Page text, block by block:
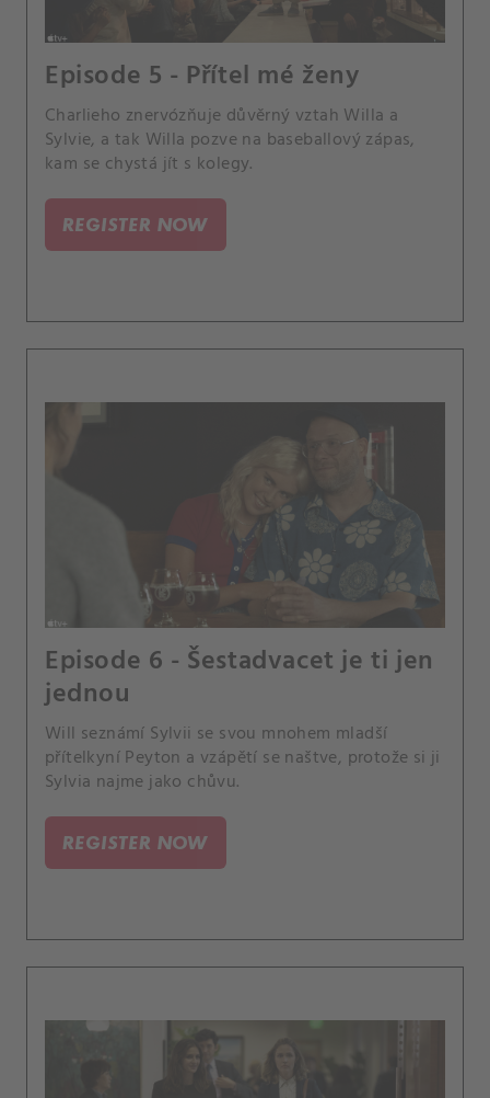
Episode 5 - Přítel mé ženy
Charlieho znervózňuje důvěrný vztah Willa a
Sylvie, a tak Willa pozve na baseballový zápas,
kam se chystá jít s kolegy.
REGISTER NOW
Episode 6 - Šestadvacet je ti jen
jednou
Will seznámí Sylvii se svou mnohem mladší
přítelkyní Peyton a vzápětí se naštve, protože si ji
Sylvia najme jako chůvu.
REGISTER NOW